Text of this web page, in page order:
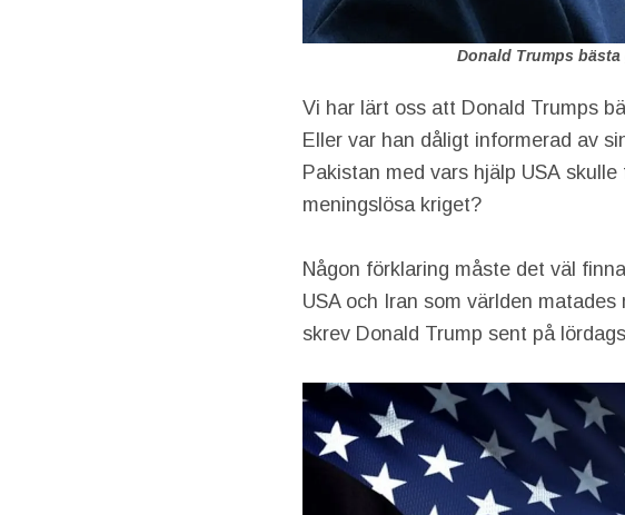
Donald Trumps
Vi har lärt oss att Donald Trumps
Eller var han dåligt informerad av
Pakistan med vars hjälp USA
meningslösa kriget?
Någon förklaring måste det väl
USA och Iran som världen
skrev Donald Trump sent på